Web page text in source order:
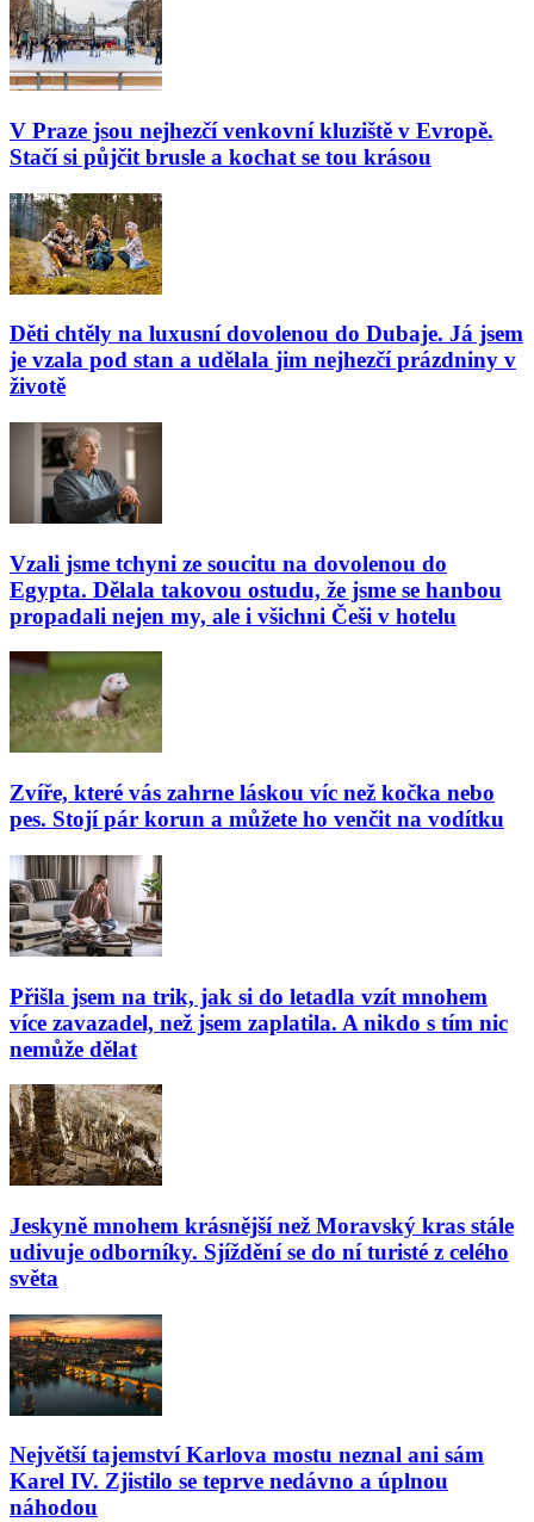
V Praze jsou nejhezčí venkovní kluziště v Evropě.
Stačí si půjčit brusle a kochat se tou krásou
Děti chtěly na luxusní dovolenou do Dubaje. Já jsem
je vzala pod stan a udělala jim nejhezčí prázdniny v
životě
Vzali jsme tchyni ze soucitu na dovolenou do
Egypta. Dělala takovou ostudu, že jsme se hanbou
propadali nejen my, ale i všichni Češi v hotelu
Zvíře, které vás zahrne láskou víc než kočka nebo
pes. Stojí pár korun a můžete ho venčit na vodítku
Přišla jsem na trik, jak si do letadla vzít mnohem
více zavazadel, než jsem zaplatila. A nikdo s tím nic
nemůže dělat
Jeskyně mnohem krásnější než Moravský kras stále
udivuje odborníky. Sjíždění se do ní turisté z celého
světa
Největší tajemství Karlova mostu neznal ani sám
Karel IV. Zjistilo se teprve nedávno a úplnou
náhodou